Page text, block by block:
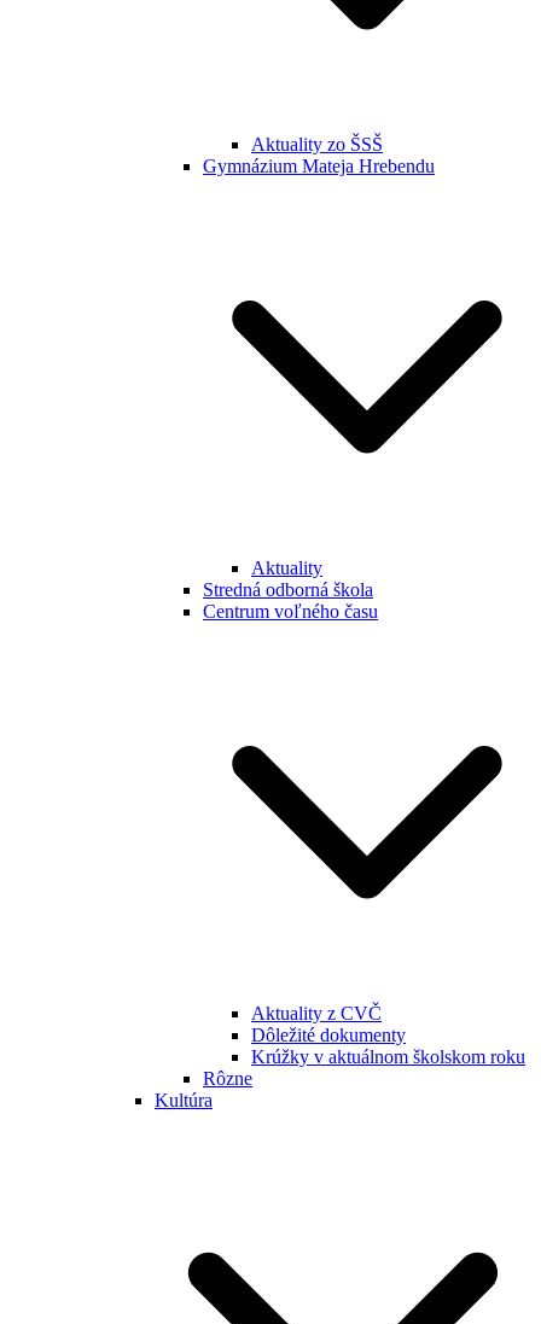
Aktuality zo ŠSŠ
Gymnázium Mateja Hrebendu
Aktuality
Stredná odborná škola
Centrum voľného času
Aktuality z CVČ
Dôležité dokumenty
Krúžky v aktuálnom školskom roku
Rôzne
Kultúra